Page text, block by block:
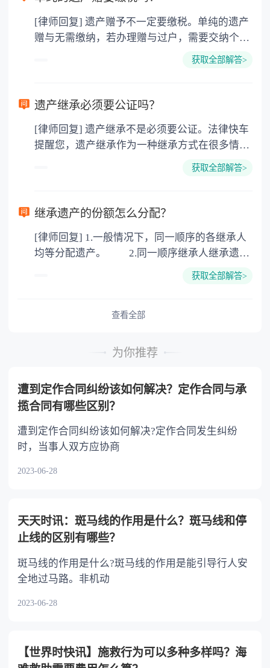
[律师回复] 遗产赠予不一定要缴税。单纯的遗产
赠与无需缴纳，若办理赠与过户，需要交纳个人
所得税、契税和公证费。赠与过户是没有增值税
要缴纳公证费，具体如下： 1. 公证费：按房
3. 印花税：按房屋评估价的0.05%缴纳 4. 土
地增值税：按房价1%缴纳 5. 房屋产权登记费：
获取全部解答>
遗产继承必须要公证吗？
[律师回复] 遗产继承不是必须要公证。法律快车
提醒您，遗产继承作为一种继承方式在很多情况
下都是不需要公证的，当然，如果需要公正的也
以防对财产继承发生纠纷，可以对遗产继承进行
公证。
获取全部解答>
继承遗产的份额怎么分配？
[律师回复] 1.一般情况下，同一顺序的各继承人
均等分配遗产。 2.同一顺序继承人继承遗产
或者与被继承人共同生活的继承人，分配遗产
的继承人，不尽扶养义务的，分配遗产时，应当
获取全部解答>
查看全部
为你推荐
遭到定作合同纠纷该如何解决？定作合同与承
揽合同有哪些区别？
遭到定作合同纠纷该如何解决?定作合同发生纠纷
时，当事人双方应协商
2023-06-28
天天时讯：斑马线的作用是什么？斑马线和停
止线的区别有哪些？
斑马线的作用是什么?斑马线的作用是能引导行人安
全地过马路。非机动
2023-06-28
【世界时快讯】施救行为可以多种多样吗？海